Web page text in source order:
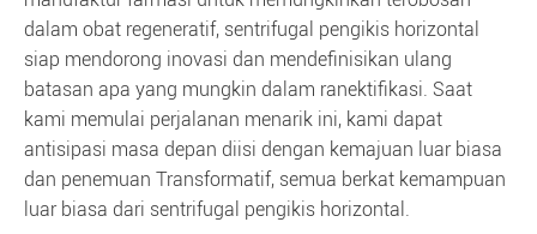
dalam obat regeneratif, sentrifugal pengikis horizontal
siap mendorong inovasi dan mendefinisikan ulang
batasan apa yang mungkin dalam ranektifikasi. Saat
kami memulai perjalanan menarik ini, kami dapat
antisipasi masa depan diisi dengan kemajuan luar biasa
dan penemuan Transformatif, semua berkat kemampuan
luar biasa dari sentrifugal pengikis horizontal.